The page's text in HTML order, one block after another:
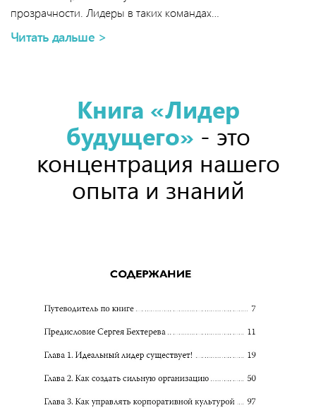
прозрачности. Лидеры в таких командах…
Читать дальше >
Книга «Лидер
будущего» - это
концентрация нашего
опыта и знаний